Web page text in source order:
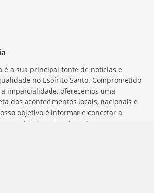
é a sua principal fonte de notícias e
no Espírito Santo. Comprometido
imparcialidade, oferecemos uma
dos acontecimentos locais, nacionais e
objetivo é informar e conectar a
o que há de mais relevante, sempre com